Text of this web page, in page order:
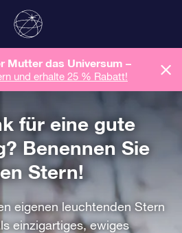
Mutter das Universum –
und erhalte 25 % Rabatt!
für eine gute
Benennen Sie
Stern!
eigenen leuchtenden Stern
einzigartiges, ewiges